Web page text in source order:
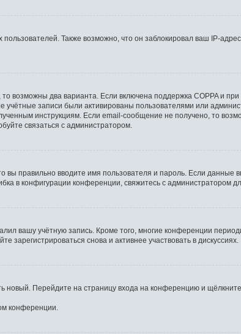
Также возможно, что он заблокировал ваш IP-
возможны два варианта. Если включена поддержка COPPA и
записи были активированы пользователями или
инструкциям. Если email-сообщение не получено, то
связаться с администратором.
вы правильно вводите имя пользователя и пароль. Если
в конфигурации конференции, свяжитесь с администратором
вашу учётную запись. Кроме того, многие конференции
снова и активнее участвовать в дискуссиях.
новый. Перейдите на страницу входа на конференцию и
конференции.